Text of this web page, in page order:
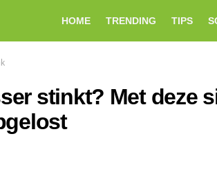
HOME TRENDING TIPS
stinkt? Met deze